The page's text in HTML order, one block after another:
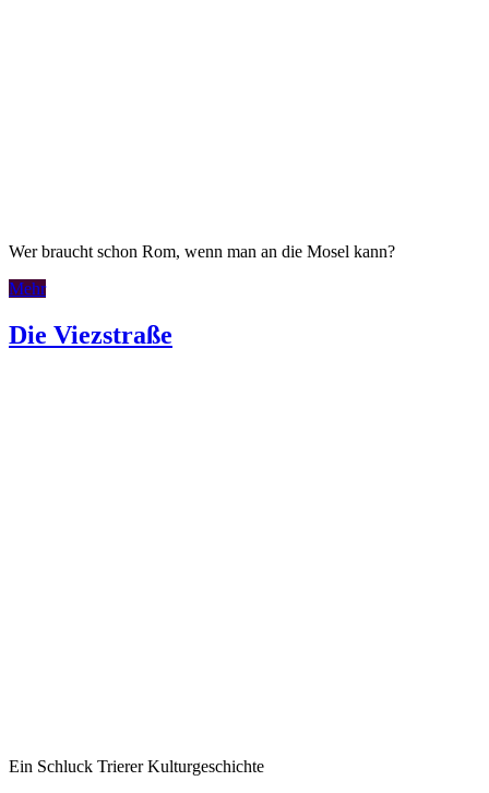
Wer braucht schon Rom, wenn man an die Mosel kann?
Mehr
Die Viezstraße
Ein Schluck Trierer Kulturgeschichte